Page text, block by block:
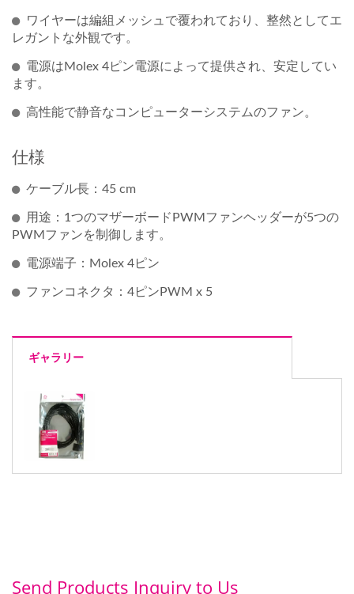
ワイヤーは編組メッシュで覆われており、整然としてエ
レガントな外観です。
電源はMolex 4ピン電源によって提供され、安定してい
ます。
高性能で静音なコンピューターシステムのファン。
仕様
ケーブル長：45 cm
用途：1つのマザーボードPWMファンヘッダーが5つの
PWMファンを制御します。
電源端子：Molex 4ピン
ファンコネクタ：4ピンPWM x 5
ギャラリー